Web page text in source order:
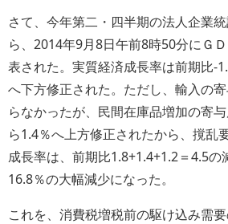
さて、今年第二・四半期の法人企業
ら、2014年9月8日午前8時50分にＧ
表された。実質経済成長率は前期比-
へ下方修正された。ただし、輸入の
らなかったが、民間在庫品増加の寄
ら1.4％へ上方修正されたから、撹乱
成長率は、前期比1.8+1.4+1.2＝4.5の
16.8％の大幅減少になった。
これを、消費税増税前の駆け込み需